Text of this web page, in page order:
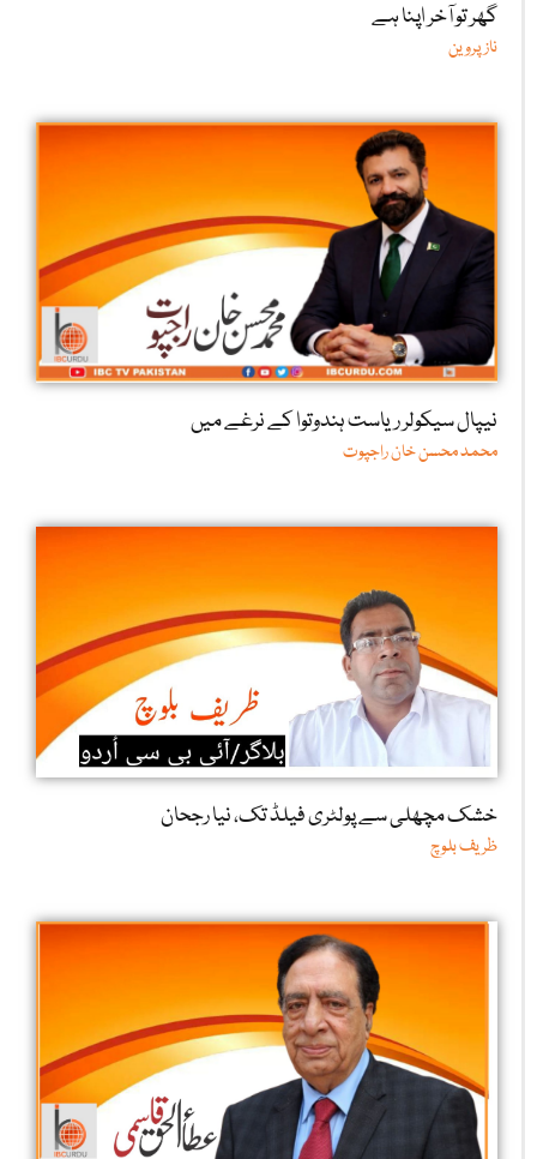
گھر تو آخر اپنا ہے
ناز پروین
نیپال سیکولر ریاست ہندوتوا کے نرغے میں
محمد محسن خان راجپوت
خشک مچھلی سے پولٹری فیلڈ تک، نیا رجحان
ظریف بلوچ